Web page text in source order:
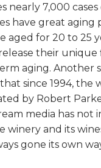
nearly 7,000
have great aging
aged for 20 to 25
their unique
aging. Another
since 1994, the
by Robert
media has not
winery and its
gone its own